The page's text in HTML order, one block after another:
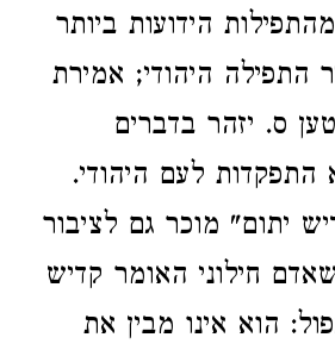
הידועות ביותר
התפילה היהודי; אמירת
ס. יזהר בדברים
לעם היהודי.
יתום" מוכר גם לציבור
חילוני האומר קדיש
הוא אינו מבין את